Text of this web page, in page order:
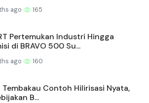
ago 165
Pertemukan Industri Hingga
di BRAVO 500 Su...
ago 160
Contoh Hilirisasi Nyata,
B...